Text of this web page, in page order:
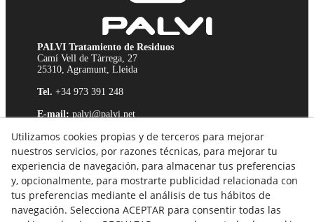
PALVI Tratamiento de Residuos
Camí Vell de Tàrrega, 27
25310, Agramunt, Lleida
Tel. +34 973 391 248
E-mail:palvi@palvi.net
Política de Cookies
Política de Privacidad
Canal Ético
Utilizamos cookies propias y de terceros para mejorar
nuestros servicios, por razones técnicas, para mejorar tu
experiencia de navegación, para almacenar tus preferencias
y, opcionalmente, para mostrarte publicidad relacionada con
tus preferencias mediante el análisis de tus hábitos de
navegación. Selecciona ACEPTAR para consentir todas las